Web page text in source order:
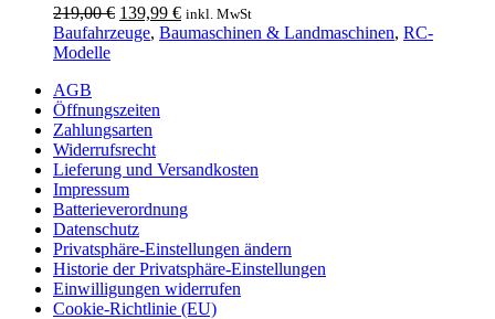
219,00€ Ursprünglicher
Preis
139,99 €Aktueller
Preis
inkl. MwSt
Baufahrzeuge, Baumaschinen & Landmaschinen, RC-
Modelle
AGB
Öffnungszeiten
Zahlungsarten
Widerrufsrecht
Lieferung und Versandkosten
Impressum
Batterieverordnung
Datenschutz
Privatsphäre-Einstellungen ändern
Historie der Privatsphäre-Einstellungen
Einwilligungen widerrufen
Cookie-Richtlinie (EU)